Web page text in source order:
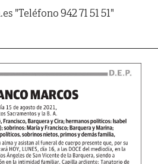
"Teléfono 942 71 51 51"